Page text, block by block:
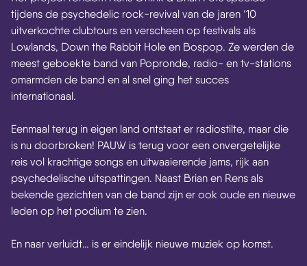
tijdens de psychedelic rock-revival van de jaren ‘10
uitverkochte clubtours en verscheen op festivals als
Lowlands, Down the Rabbit Hole en Bospop. Ze werden de
meest geboekte band van Popronde, radio- en tv-stations
omarmden de band en al snel ging het succes
internationaal.
Eenmaal terug in eigen land ontstaat er radiostilte, maar die
is nu doorbroken! PAUW is terug voor een onvergetelijke
reis vol krachtige songs en uitwaaierende jams, rijk aan
psychedelische uitspattingen. Naast Brian en Rens als
bekende gezichten van de band zijn er ook oude en nieuwe
leden op het podium te zien.
En naar verluidt… is er eindelijk nieuwe muziek op komst.